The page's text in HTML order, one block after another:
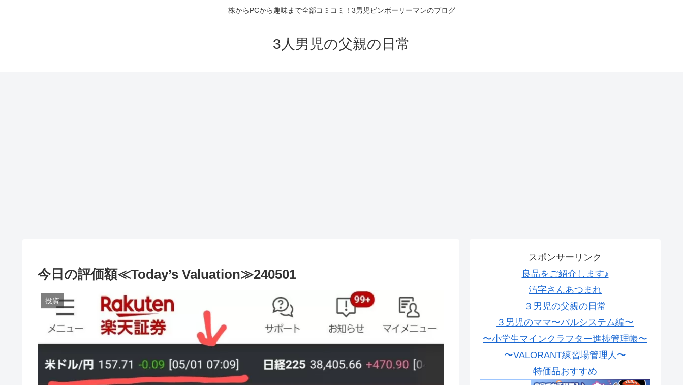
株からPCから趣味まで全部コミコミ！3男児ビンボーリーマンのブログ
3人男児の父親の日常
今日の評価額≪Today’s Valuation≫240501
投資
スポンサーリンク
良品をご紹介します♪
汚字さんあつまれ
３男児の父親の日常
３男児のママ〜パルシステム編〜
〜小学生マインクラフター進捗管理帳〜
〜VALORANT練習場管理人〜
特価品おすすめ